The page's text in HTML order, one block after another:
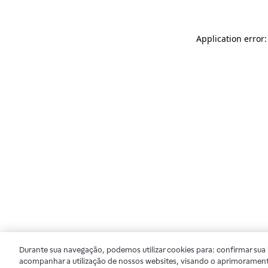
Application
Durante sua navegação, podemos utilizar cookies para: confirmar
acompanhar a utilização de nossos websites, visando o